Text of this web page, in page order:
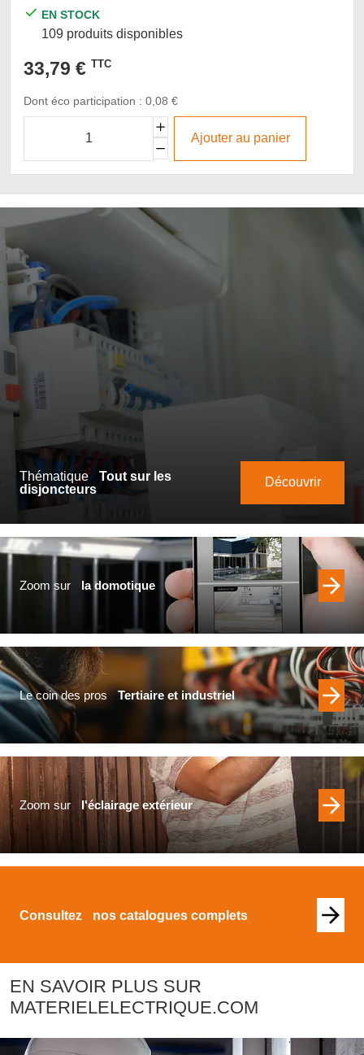
EN STOCK
109 produits disponibles
33,79 € TTC
Dont éco participation : 0,08 €
Ajouter au panier
Thématique Tout sur les
disjoncteurs
Découvrir
Zoom sur la domotique
Le coin des pros Tertiaire et industriel
Zoom sur l'éclairage extérieur
Consultez nos catalogues complets
EN SAVOIR PLUS SUR
MATERIELELECTRIQUE.COM